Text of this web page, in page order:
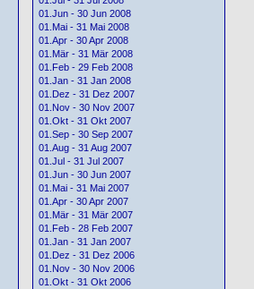
01.Jun - 30 Jun 2008
01.Mai - 31 Mai 2008
01.Apr - 30 Apr 2008
01.Mär - 31 Mär 2008
01.Feb - 29 Feb 2008
01.Jan - 31 Jan 2008
01.Dez - 31 Dez 2007
01.Nov - 30 Nov 2007
01.Okt - 31 Okt 2007
01.Sep - 30 Sep 2007
01.Aug - 31 Aug 2007
01.Jul - 31 Jul 2007
01.Jun - 30 Jun 2007
01.Mai - 31 Mai 2007
01.Apr - 30 Apr 2007
01.Mär - 31 Mär 2007
01.Feb - 28 Feb 2007
01.Jan - 31 Jan 2007
01.Dez - 31 Dez 2006
01.Nov - 30 Nov 2006
01.Okt - 31 Okt 2006